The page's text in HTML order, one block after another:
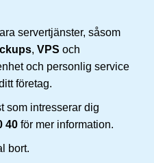
servertjänster, såsom
, VPS och
och personlig service
företag.
som intresserar dig
40 för mer information.
bort.